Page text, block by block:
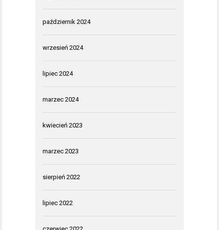
październik 2024
wrzesień 2024
lipiec 2024
marzec 2024
kwiecień 2023
marzec 2023
sierpień 2022
lipiec 2022